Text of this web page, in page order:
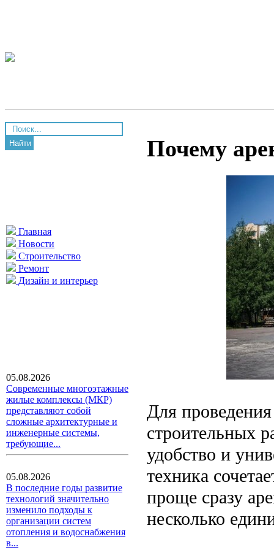
Найти
Главная
Новости
Строительство
Ремонт
Дизайн и интерьер
05.08.2026
Современные многоэтажные
жилые комплексы (МКР)
представляют собой
сложные архитектурные и
инженерные системы,
требующие...
05.08.2026
В последние годы развитие
технологий значительно
изменило подходы к
организации систем
отопления и водоснабжения
в...
Почему
Для
строительных
удобство и
техника
проще сразу
несколько